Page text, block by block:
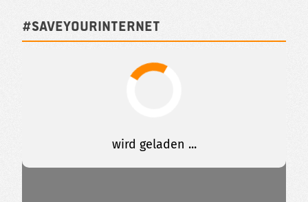
#SAVEYOURINTERNET